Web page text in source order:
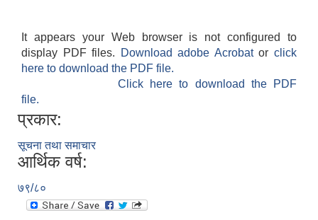
It appears your Web browser is not configured to
display PDF files.
Download adobe Acrobatorclick
here to download the PDF file.
Click here to download the PDF
file.
प्रकार:
सूचना तथा समाचार
आर्थिक वर्ष:
७९/८०